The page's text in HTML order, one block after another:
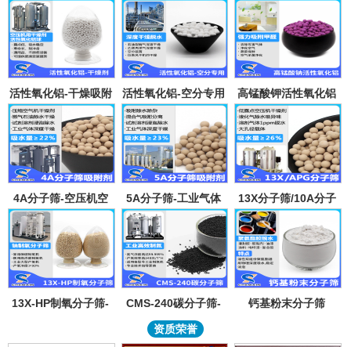
活性氧化铝-干燥吸附
活性氧化铝-空分专用
吸附剂
高锰酸钾活性氧化铝
4A分子筛-空压机空
气气体吸水干燥颗粒-
溶剂试剂深度除水分
子筛吸附球
5A分子筛-工业气体
吸附纯化-溶剂深度除
水-混合气吸附分离
13X分子筛/10A分子
筛-lpglng燃气干燥除
异味除杂-空气低露点
干燥
13X-HP制氧分子筛-
筛95氧浓度-制氧钠分
CMS-240碳分子筛-
工业制氮机吸附剂炭
分子筛-99.999%浓度
钙基粉末分子筛
资质荣誉